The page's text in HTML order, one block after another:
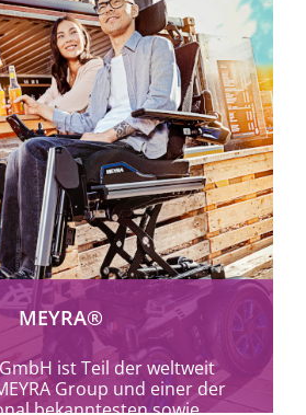
mehr erfahren
MEYRA®
GmbH ist Teil der weltweit
Group und einer der
bekanntesten sowie